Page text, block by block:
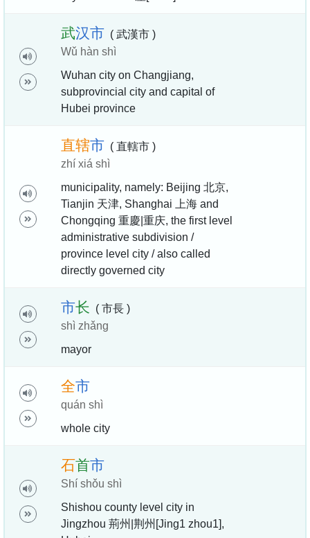
武汉市 ( 武漢市 )
Wǔ hàn shì
Wuhan city on Changjiang,
subprovincial city and capital of
Hubei province
直辖市 ( 直轄市 )
zhí xiá shì
municipality, namely: Beijing 北京,
Tianjin 天津, Shanghai 上海 and
Chongqing 重慶|重庆, the first level
administrative subdivision /
province level city / also called
directly governed city
市长 ( 市長 )
shì zhǎng
mayor
全市
quán shì
whole city
石首市
Shí shǒu shì
Shishou county level city in
Jingzhou 荊州|荆州[Jing1 zhou1],